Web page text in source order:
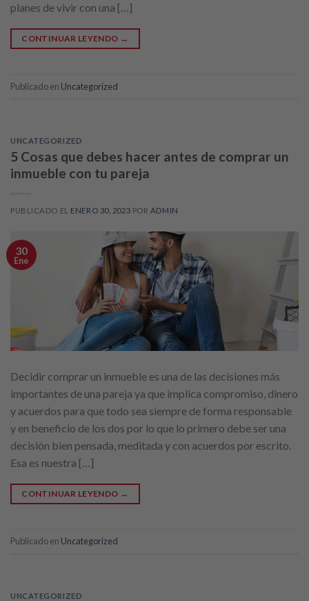
planes de vivir con una […]
CONTINUAR LEYENDO →
Publicado en Uncategorized
UNCATEGORIZED
5 Cosas que debes hacer antes de comprar un
inmueble con tu pareja
PUBLICADO EL ENERO 30, 2023 POR ADMIN
30
Ene
Decidir comprar un inmueble es una de las decisiones más
importantes de una pareja ya que implica compromiso, dinero
y acuerdos para que todo sea siempre de forma responsable
y en beneficio de los dos por lo que lo primero debe ser una
decisión bien pensada, meditada y con acuerdos por escrito.
Esa es nuestra […]
CONTINUAR LEYENDO →
Publicado en Uncategorized
UNCATEGORIZED